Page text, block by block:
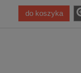
do koszyka